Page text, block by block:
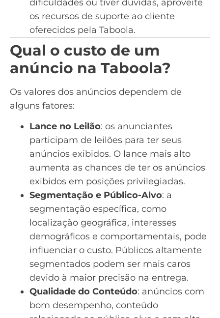
dificuldades ou tiver dúvidas, aproveite
os recursos de suporte ao cliente
oferecidos pela Taboola.
Qual o custo de um
anúncio na Taboola?
Os valores dos anúncios dependem de
alguns fatores:
Lance no Leilão: os anunciantes
participam de leilões para ter seus
anúncios exibidos. O lance mais alto
aumenta as chances de ter os anúncios
exibidos em posições privilegiadas.
Segmentação e Público-Alvo: a
segmentação específica, como
localização geográfica, interesses
demográficos e comportamentais, pode
influenciar o custo. Públicos altamente
segmentados podem ser mais caros
devido à maior precisão na entrega.
Qualidade do Conteúdo: anúncios com
bom desempenho, conteúdo